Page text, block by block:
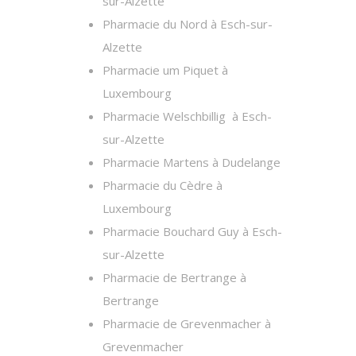
Pharmacie du Nord à Esch-sur-
Alzette
Pharmacie um Piquet à
Luxembourg
Pharmacie Welschbillig à Esch-
sur-Alzette
Pharmacie Martens à Dudelange
Pharmacie du Cèdre à
Luxembourg
Pharmacie Bouchard Guy à Esch-
sur-Alzette
Pharmacie de Bertrange à
Bertrange
Pharmacie de Grevenmacher à
Grevenmacher